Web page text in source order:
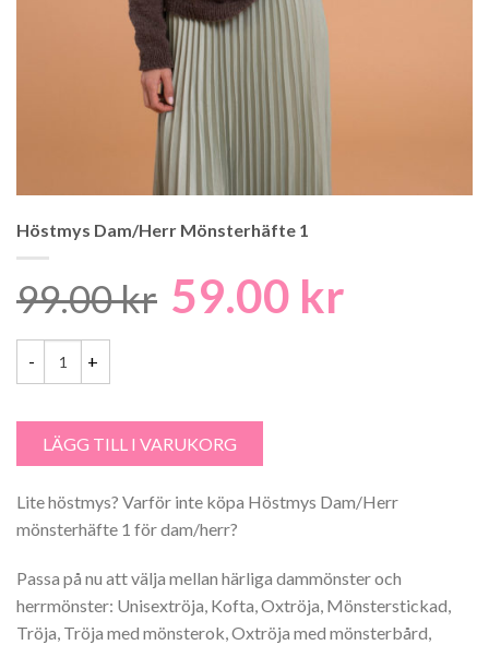
Höstmys Dam/Herr Mönsterhäfte 1
99.00kr Det
99.00 kr.
59.00 kr
LÄGG TILL I VARUKORG
Lite höstmys? Varför inte köpa Höstmys Dam/Herr
mönsterhäfte 1 för dam/herr?
Passa på nu att välja mellan härliga dammönster och
herrmönster: Unisextröja, Kofta, Oxtröja, Mönsterstickad,
Tröja, Tröja med mönsterok, Oxtröja med mönsterbård,